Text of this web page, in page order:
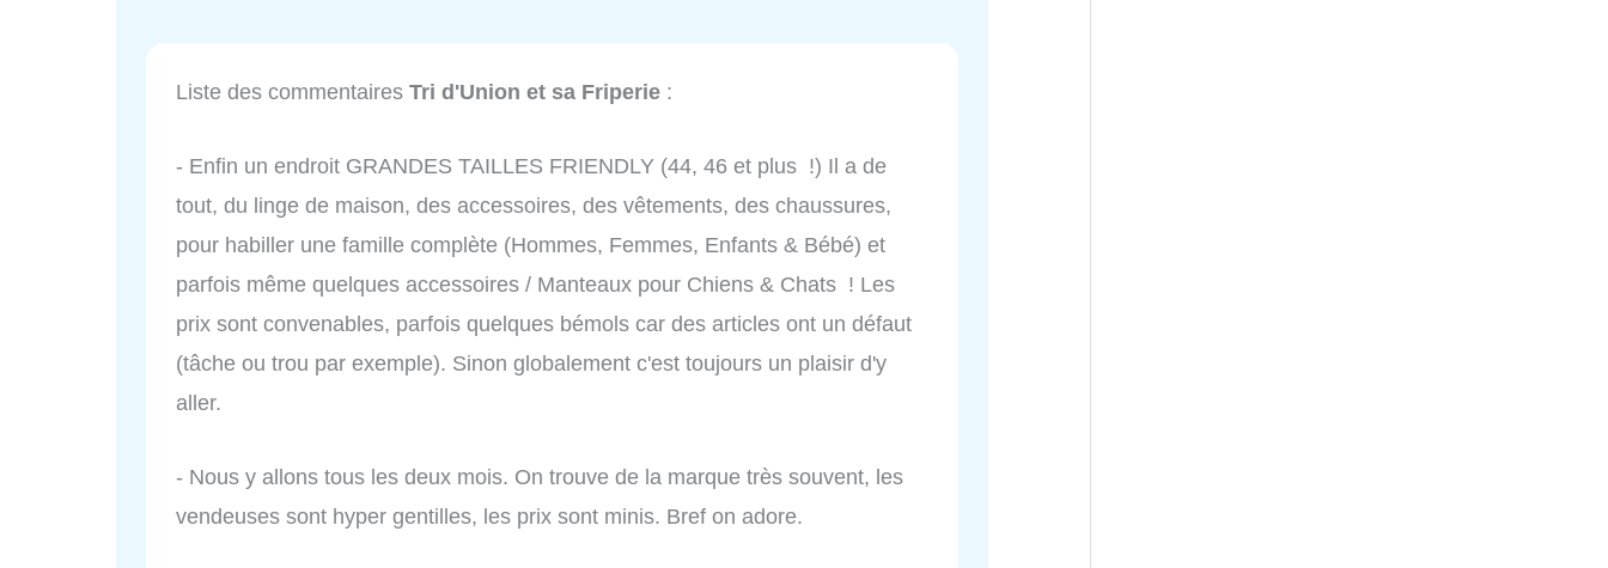
Liste des commentaires Tri d'Union et sa Friperie :
- Enfin un endroit GRANDES TAILLES FRIENDLY (44, 46 et plus !) Il a de
tout, du linge de maison, des accessoires, des vêtements, des chaussures,
pour habiller une famille complète (Hommes, Femmes, Enfants & Bébé) et
parfois même quelques accessoires / Manteaux pour Chiens & Chats ! Les
prix sont convenables, parfois quelques bémols car des articles ont un défaut
(tâche ou trou par exemple). Sinon globalement c'est toujours un plaisir d'y
aller.
- Nous y allons tous les deux mois. On trouve de la marque très souvent, les
vendeuses sont hyper gentilles, les prix sont minis. Bref on adore.